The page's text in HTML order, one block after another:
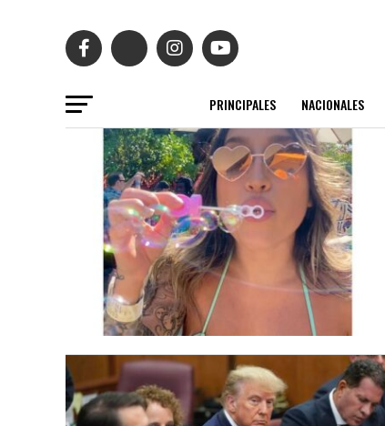
PRINCIPALES NACIONALES